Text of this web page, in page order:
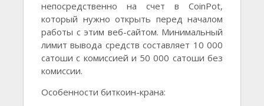
непосредственно на счет в CoinPot,
который нужно открыть перед началом
работы с этим веб-сайтом. Минимальный
лимит вывода средств составляет 10 000
сатоши с комиссией и 50 000 сатоши без
комиссии.
Особенности биткоин-крана: